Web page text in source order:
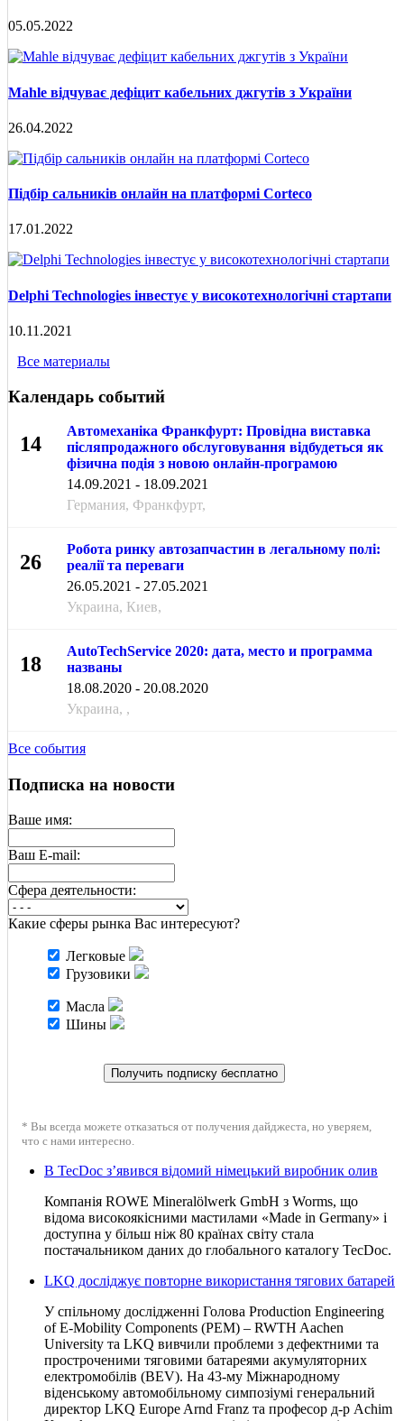
05.05.2022
Mahle відчуває дефіцит кабельних джгутів з України
26.04.2022
Підбір сальників онлайн на платформі Corteco
17.01.2022
Delphi Technologies інвестує у високотехнологічні стартапи
10.11.2021
Все материалы
Календарь событий
14
Автомеханіка Франкфурт: Провідна виставка
післяпродажного обслуговування відбудеться як
фізична подія з новою онлайн-програмою
14.09.2021 - 18.09.2021
Германия, Франкфурт,
26
Робота ринку автозапчастин в легальному полі:
реалії та переваги
26.05.2021 - 27.05.2021
Украина, Киев,
18
AutoTechService 2020: дата, место и программа
названы
18.08.2020 - 20.08.2020
Украина, ,
Все события
Подписка на новости
Ваше имя:
Ваш E-mail:
Cфера деятельности:
Какие сферы рынка Вас интересуют?
Легковые
Грузовики
Масла
Шины
* Вы всегда можете отказаться от получения дайджеста, но уверяем,
что с нами интересно.
В TecDoc з’явився відомий німецький виробник олив
Компанія ROWE Mineralölwerk GmbH з Worms, що
відома високоякісними мастилами «Made in Germany» і
доступна у більш ніж 80 країнах світу стала
постачальником даних до глобального каталогу TecDoc.
LKQ досліджує повторне використання тягових батарей
У спільному дослідженні Голова Production Engineering
of E-Mobility Components (PEM) – RWTH Aachen
University та LKQ вивчили проблеми з дефектними та
простроченими тяговими батареями акумуляторних
електромобілів (BEV). На 43-му Міжнародному
віденському автомобільному симпозіумі генеральний
директор LKQ Europe Arnd Franz та професор д-р Achim